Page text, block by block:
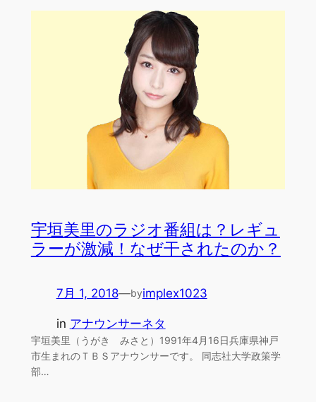
宇垣美里のラジオ番組は？レギュ
ラーが激減！なぜ干されたのか？
7月 1, 2018—byimplex1023
in アナウンサーネタ
宇垣美里（うがき みさと）1991年4月16日兵庫県神戸
市生まれのＴＢＳアナウンサーです。 同志社大学政策学
部…